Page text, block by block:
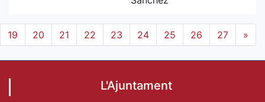
19 20 21 22 23 24 25 26 27 »
L'Ajuntament